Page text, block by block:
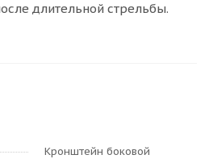
длительной стрельбы.
Кронштейн боковой